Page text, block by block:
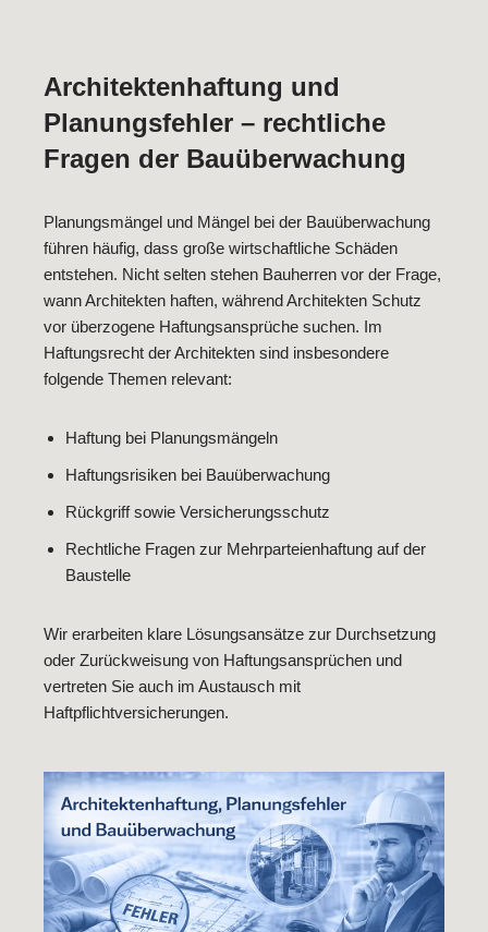
Architektenhaftung und
Planungsfehler – rechtliche
Fragen der Bauüberwachung
Planungsmängel und Mängel bei der Bauüberwachung
führen häufig, dass große wirtschaftliche Schäden
entstehen. Nicht selten stehen Bauherren vor der Frage,
wann Architekten haften, während Architekten Schutz
vor überzogene Haftungsansprüche suchen. Im
Haftungsrecht der Architekten sind insbesondere
folgende Themen relevant:
Haftung bei Planungsmängeln
Haftungsrisiken bei Bauüberwachung
Rückgriff sowie Versicherungsschutz
Rechtliche Fragen zur Mehrparteienhaftung auf der
Baustelle
Wir erarbeiten klare Lösungsansätze zur Durchsetzung
oder Zurückweisung von Haftungsansprüchen und
vertreten Sie auch im Austausch mit
Haftpflichtversicherungen.